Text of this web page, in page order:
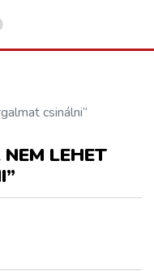
megtekintése
csinálni”
LEHET